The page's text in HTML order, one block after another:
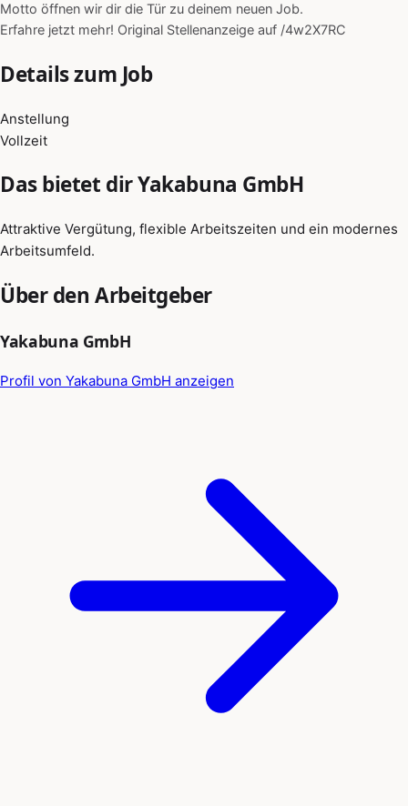
Motto öffnen wir dir die Tür zu deinem neuen Job.
Erfahre jetzt mehr! Original Stellenanzeige auf /4w2X7RC
Details zum Job
Anstellung
Vollzeit
Das bietet dir Yakabuna GmbH
Attraktive Vergütung, flexible Arbeitszeiten und ein modernes
Arbeitsumfeld.
Über den Arbeitgeber
Yakabuna GmbH
Profil von Yakabuna GmbH anzeigen